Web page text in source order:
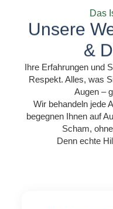
Das
Unsere
&
Ihre Erfahrungen und
Respekt. Alles, was
Augen –
Wir behandeln jede
begegnen Ihnen auf
Scham,
Denn echte